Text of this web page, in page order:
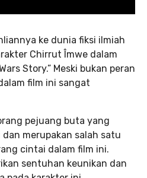
ke dunia fiksi ilmiah
Chirrut Îmwe dalam
Story.” Meski bukan peran
film ini sangat
pejuang buta yang
merupakan salah satu
cintai dalam film ini.
sentuhan keunikan dan